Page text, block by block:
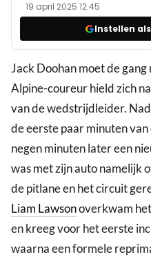
19 april 2025 12:45
Instellen
Jack Doohan moet de
Alpine-coureur hield zich
van de wedstrijdleider.
de eerste paar minuten
negen minuten later een
was met zijn auto namelijk
de pitlane en het circuit
Liam Lawsonoverkwam
en kreeg voor het eerste
waarna een formele